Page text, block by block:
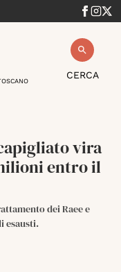
CERCA
vira
entro il
dei Raee e
esausti.